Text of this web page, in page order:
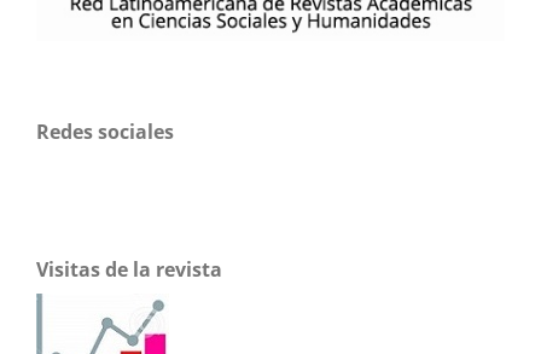
Redes sociales
Visitas de la revista